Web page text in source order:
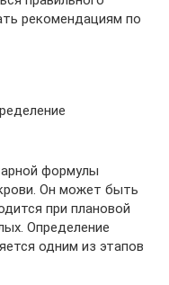
рекомендациям по
формулы
Он может быть
при плановой
Определение
одним из этапов